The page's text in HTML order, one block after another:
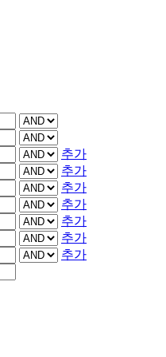
추가
추가
추가
추가
추가
추가
추가